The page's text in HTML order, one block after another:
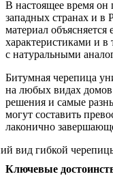
В настоящее время он
западных странах и в
материал
характеристиками и
с натуральными
Битумная черепица
на любых видах
решения и самые
могут составить
лаконично
Ключевые